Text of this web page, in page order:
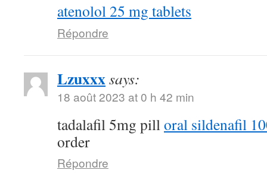
atenolol 25 mg tablets
Répondre
Lzuxxxsays:
18 août 2023 at 0 h 42 min
tadalafil 5mg pilloral sildenafil
order
Répondre